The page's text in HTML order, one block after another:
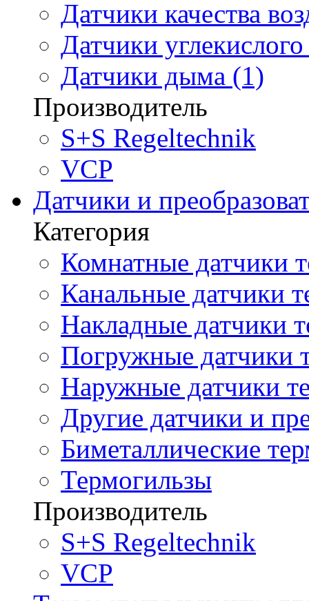
Датчики качества
Датчики
Датчики дыма (1)
Производитель
S+S Regeltechnik
VCP
Датчики и
Категория
Комнатные датчики
Канальные датчики
Накладные датчики
Погружные датчики
Наружные датчики
Другие датчики и
Биметаллические
Термогильзы
Производитель
S+S Regeltechnik
VCP